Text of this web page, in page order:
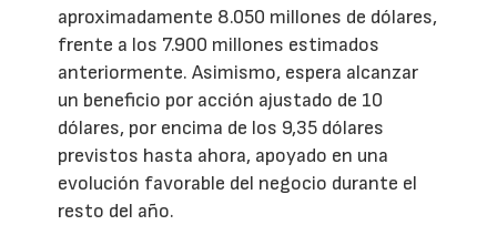
aproximadamente 8.050 millones de dólares,
frente a los 7.900 millones estimados
anteriormente. Asimismo, espera alcanzar
un beneficio por acción ajustado de 10
dólares, por encima de los 9,35 dólares
previstos hasta ahora, apoyado en una
evolución favorable del negocio durante el
resto del año.